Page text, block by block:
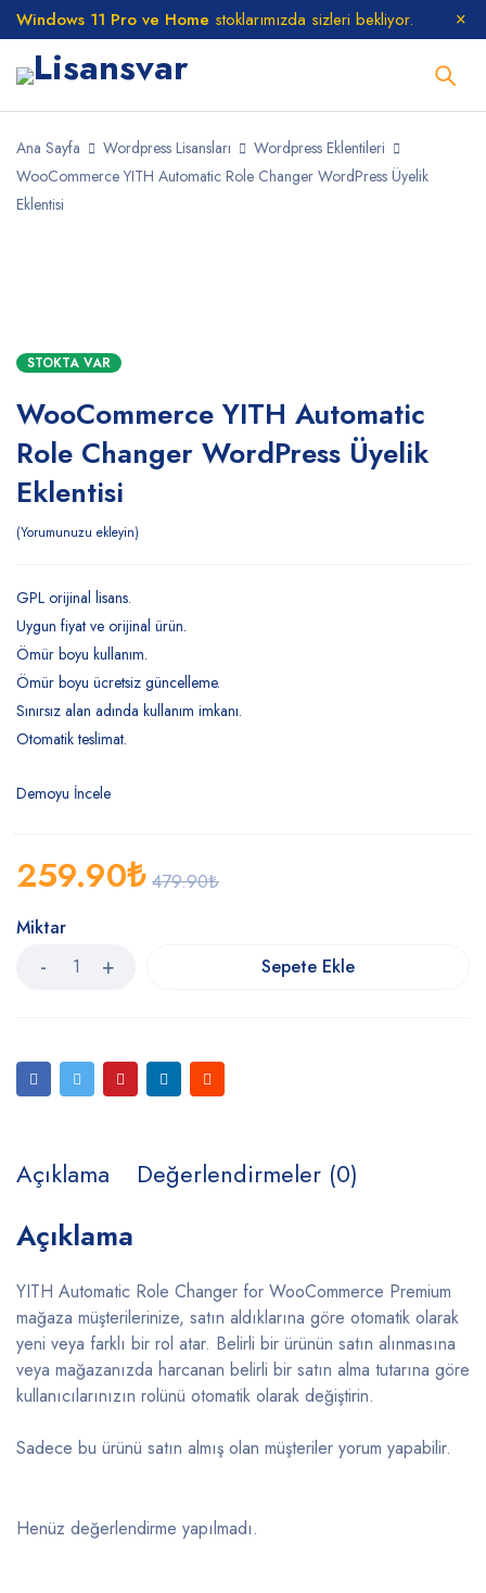
Windows 11 Pro ve Home stoklarımızda sizleri bekliyor.
Ana Sayfa Wordpress Lisansları
Wordpress Eklentileri
WooCommerce YITH Automatic Role Changer WordPress Üyelik
Eklentisi
STOKTA VAR
WooCommerce YITH Automatic
Role Changer WordPress Üyelik
Eklentisi
Yorumunuzu ekleyin
GPL orijinal lisans.
Uygun fiyat ve orijinal ürün.
Ömür boyu kullanım.
Ömür boyu ücretsiz güncelleme.
Sınırsız alan adında kullanım imkanı.
Otomatik teslimat.
Demoyu İncele
479.90₺
259.90₺
Miktar
Sepete Ekle
Açıklama Değerlendirmeler (0)
Açıklama
YITH Automatic Role Changer for WooCommerce Premium
mağaza müşterilerinize, satın aldıklarına göre otomatik olarak
yeni veya farklı bir rol atar. Belirli bir ürünün satın alınmasına
veya mağazanızda harcanan belirli bir satın alma tutarına göre
kullanıcılarınızın rolünü otomatik olarak değiştirin.
Sadece bu ürünü satın almış olan müşteriler yorum yapabilir.
Henüz değerlendirme yapılmadı.